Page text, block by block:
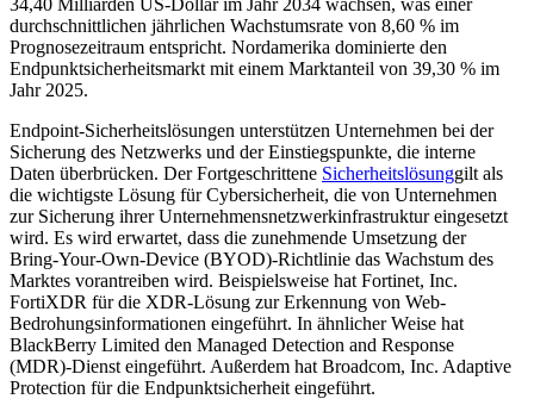
durchschnittlichen jährlichen Wachstumsrate von 8,60 % im
Prognosezeitraum entspricht. Nordamerika dominierte den
Endpunktsicherheitsmarkt mit einem Marktanteil von 39,30 % im
Jahr 2025.
Endpoint-Sicherheitslösungen unterstützen Unternehmen bei der
Sicherung des Netzwerks und der Einstiegspunkte, die interne
Daten überbrücken. Der Fortgeschrittene Sicherheitslösunggilt als
die wichtigste Lösung für Cybersicherheit, die von Unternehmen
zur Sicherung ihrer Unternehmensnetzwerkinfrastruktur eingesetzt
wird. Es wird erwartet, dass die zunehmende Umsetzung der
Bring-Your-Own-Device (BYOD)-Richtlinie das Wachstum des
Marktes vorantreiben wird. Beispielsweise hat Fortinet, Inc.
FortiXDR für die XDR-Lösung zur Erkennung von Web-
Bedrohungsinformationen eingeführt. In ähnlicher Weise hat
BlackBerry Limited den Managed Detection and Response
(MDR)-Dienst eingeführt. Außerdem hat Broadcom, Inc. Adaptive
Protection für die Endpunktsicherheit eingeführt.